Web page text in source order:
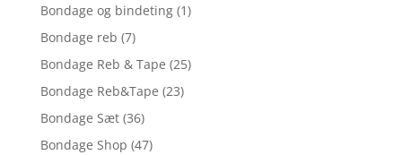
Bondage og bindeting (1)
Bondage reb (7)
Bondage Reb & Tape (25)
Bondage Reb&Tape (23)
Bondage Sæt (36)
Bondage Shop (47)